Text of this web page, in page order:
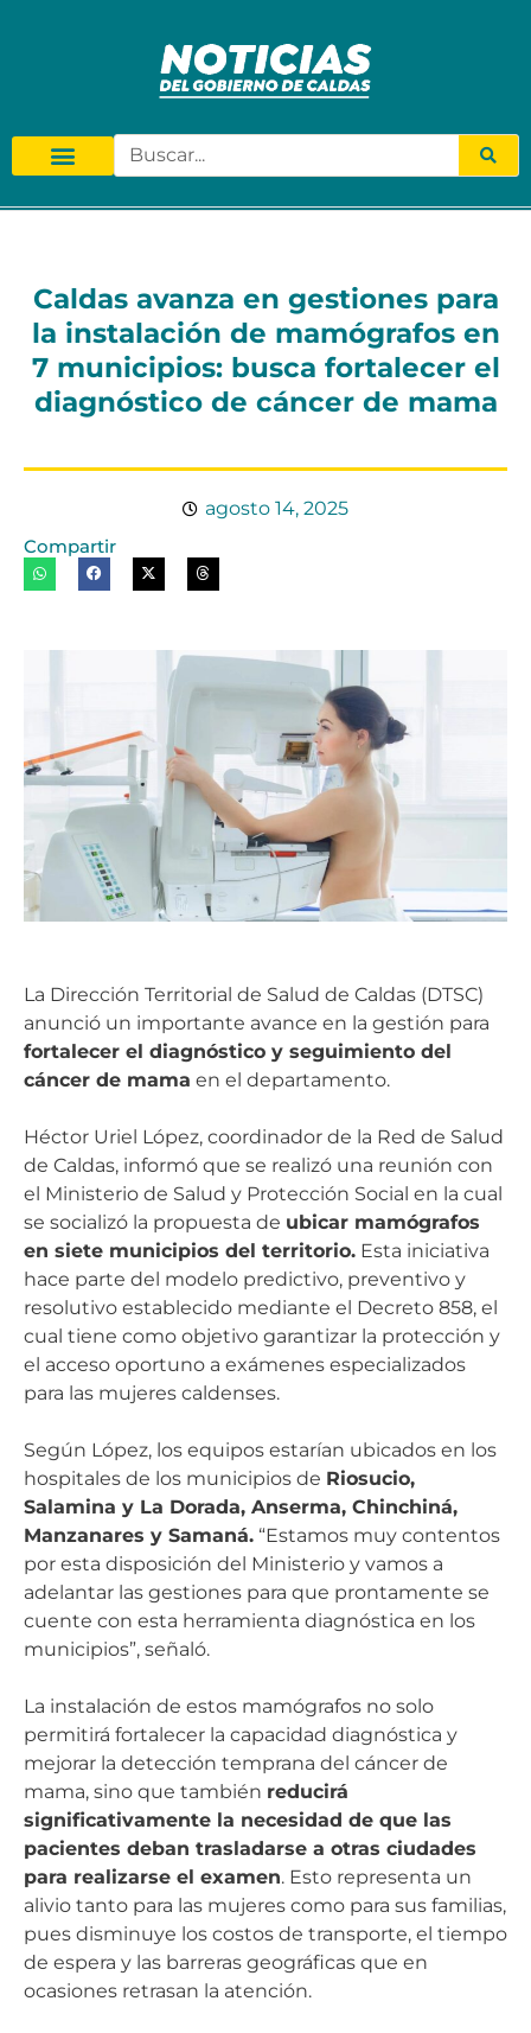
Caldas avanza en gestiones para
la instalación de mamógrafos en
7 municipios: busca fortalecer el
diagnóstico de cáncer de mama
agosto 14, 2025
Compartir
La Dirección Territorial de Salud de Caldas (DTSC)
anunció un importante avance en la gestión para
fortalecer el diagnóstico y seguimiento del
cáncer de mama en el departamento.
Héctor Uriel López, coordinador de la Red de Salud
de Caldas, informó que se realizó una reunión con
el Ministerio de Salud y Protección Social en la cual
se socializó la propuesta de ubicar mamógrafos
en siete municipios del territorio. Esta iniciativa
hace parte del modelo predictivo, preventivo y
resolutivo establecido mediante el Decreto 858, el
cual tiene como objetivo garantizar la protección y
el acceso oportuno a exámenes especializados
para las mujeres caldenses.
Según López, los equipos estarían ubicados en los
hospitales de los municipios de Riosucio,
Salamina y La Dorada, Anserma, Chinchiná,
Manzanares y Samaná. “Estamos muy contentos
por esta disposición del Ministerio y vamos a
adelantar las gestiones para que prontamente se
cuente con esta herramienta diagnóstica en los
municipios”, señaló.
La instalación de estos mamógrafos no solo
permitirá fortalecer la capacidad diagnóstica y
mejorar la detección temprana del cáncer de
mama, sino que también reducirá
significativamente la necesidad de que las
pacientes deban trasladarse a otras ciudades
para realizarse el examen. Esto representa un
alivio tanto para las mujeres como para sus familias,
pues disminuye los costos de transporte, el tiempo
de espera y las barreras geográficas que en
ocasiones retrasan la atención.